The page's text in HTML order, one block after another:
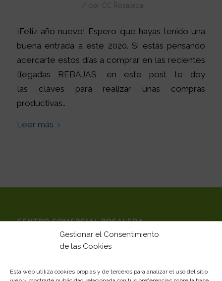
Gestionar el Consentimiento
de las Cookies
Esta web utiliza cookies propias y de terceros para analizar el uso del sitio
/ por CC Rosaleda
¡Feliz año nuevo! Espero que hayas tenido una
buena entrada a este 2020. Si estás pensando
acercarte estos días a comprar en las recientes
llegadas REBAJAS, en este post te doy
las claves para realizar unas compras
productivas..
Leer más
CENTRO COMERCIAL ROSALEDA
Un completo centro comercial en el que, sin duda,
vas a descubrirlo último en el diseño y lo primero en